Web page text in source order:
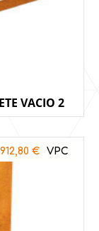
VACIO 2
912,80 €